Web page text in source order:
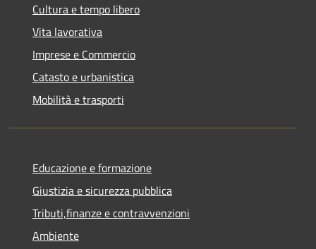
Cultura e tempo libero
Vita lavorativa
Imprese e Commercio
Catasto e urbanistica
Mobilità e trasporti
Educazione e formazione
Giustizia e sicurezza pubblica
Tributi,finanze e contravvenzioni
Ambiente